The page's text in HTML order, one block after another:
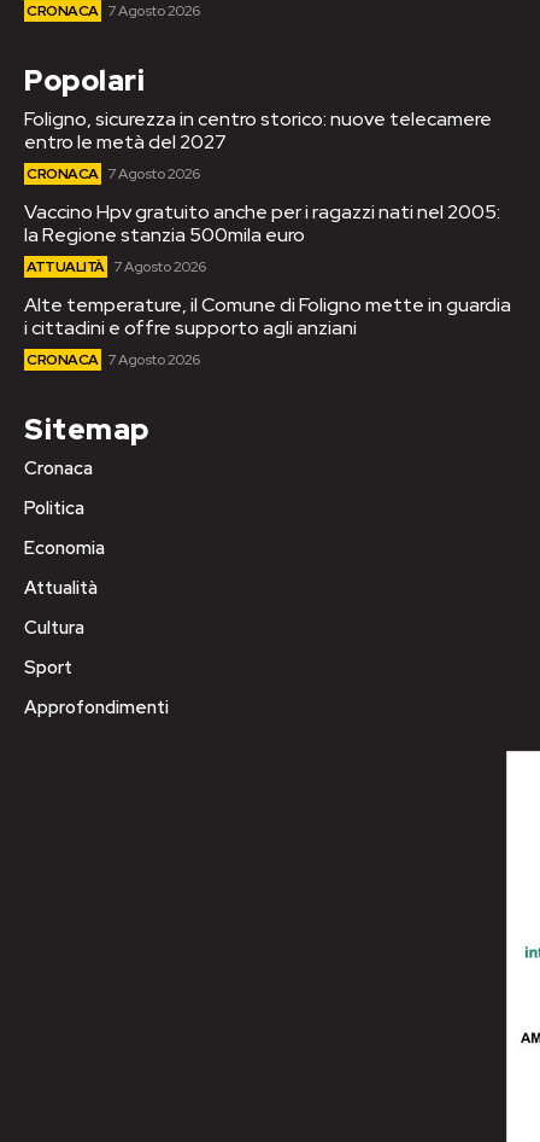
CRONACA 7 Agosto 2026
Popolari
Foligno, sicurezza in centro storico: nuove telecamere
entro le metà del 2027
CRONACA 7 Agosto 2026
Vaccino Hpv gratuito anche per i ragazzi nati nel 2005:
la Regione stanzia 500mila euro
ATTUALITÀ 7 Agosto 2026
Alte temperature, il Comune di Foligno mette in guardia
i cittadini e offre supporto agli anziani
CRONACA 7 Agosto 2026
Sitemap
Cronaca
Politica
Economia
Attualità
Cultura
Sport
Approfondimenti